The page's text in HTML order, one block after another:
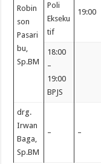
Robin
son
Pasari
bu,
Sp.BM
Poli
Ekseku
tif
19:00
18:00
–
19:00
BPJS
drg.
Irwan
Baga,
Sp.BM
– –